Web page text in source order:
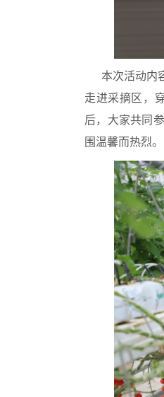
本次活动内
走进采摘区，
后，大家共同
围温馨而热烈。